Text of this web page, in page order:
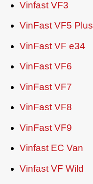
Vinfast VF3
VinFast VF5 Plus
VinFast VF e34
VinFast VF6
VinFast VF7
VinFast VF8
VinFast VF9
Vinfast EC Van
Vinfast VF Wild